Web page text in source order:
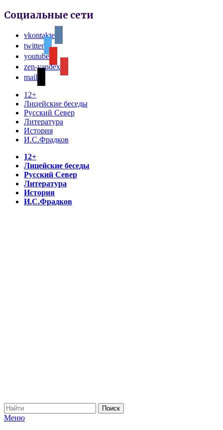
Социальные сети
vkontakte
twitter
youtube
zen-yandex
mail
12+
Лицейские беседы
Русский Север
Литература
История
И.С.Фрадков
12+
Лицейские беседы
Русский Север
Литература
История
И.С.Фрадков
Меню